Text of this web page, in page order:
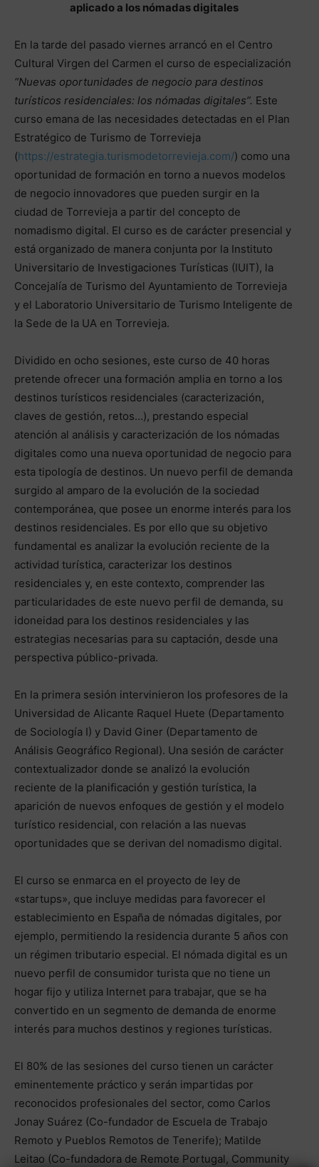
aplicado a los nómadas digitales
En la tarde del pasado viernes arrancó en el Centro
Cultural Virgen del Carmen el curso de especialización
“Nuevas oportunidades de negocio para destinos
turísticos residenciales: los nómadas digitales”. Este
curso emana de las necesidades detectadas en el Plan
Estratégico de Turismo de Torrevieja
(https://estrategia.turismodetorrevieja.com/) como una
oportunidad de formación en torno a nuevos modelos
de negocio innovadores que pueden surgir en la
ciudad de Torrevieja a partir del concepto de
nomadismo digital. El curso es de carácter presencial y
está organizado de manera conjunta por la Instituto
Universitario de Investigaciones Turísticas (IUIT), la
Concejalía de Turismo del Ayuntamiento de Torrevieja
y el Laboratorio Universitario de Turismo Inteligente de
la Sede de la UA en Torrevieja.
Dividido en ocho sesiones, este curso de 40 horas
pretende ofrecer una formación amplia en torno a los
destinos turísticos residenciales (caracterización,
claves de gestión, retos…), prestando especial
atención al análisis y caracterización de los nómadas
digitales como una nueva oportunidad de negocio para
esta tipología de destinos. Un nuevo perfil de demanda
surgido al amparo de la evolución de la sociedad
contemporánea, que posee un enorme interés para los
destinos residenciales. Es por ello que su objetivo
fundamental es analizar la evolución reciente de la
actividad turística, caracterizar los destinos
residenciales y, en este contexto, comprender las
particularidades de este nuevo perfil de demanda, su
idoneidad para los destinos residenciales y las
estrategias necesarias para su captación, desde una
perspectiva público-privada.
En la primera sesión intervinieron los profesores de la
Universidad de Alicante Raquel Huete (Departamento
de Sociología I) y David Giner (Departamento de
Análisis Geográfico Regional). Una sesión de carácter
contextualizador donde se analizó la evolución
reciente de la planificación y gestión turística, la
aparición de nuevos enfoques de gestión y el modelo
turístico residencial, con relación a las nuevas
oportunidades que se derivan del nomadismo digital.
El curso se enmarca en el proyecto de ley de
«startups», que incluye medidas para favorecer el
establecimiento en España de nómadas digitales, por
ejemplo, permitiendo la residencia durante 5 años con
un régimen tributario especial. El nómada digital es un
nuevo perfil de consumidor turista que no tiene un
hogar fijo y utiliza Internet para trabajar, que se ha
convertido en un segmento de demanda de enorme
interés para muchos destinos y regiones turísticas.
El 80% de las sesiones del curso tienen un carácter
eminentemente práctico y serán impartidas por
reconocidos profesionales del sector, como Carlos
Jonay Suárez (Co-fundador de Escuela de Trabajo
Remoto y Pueblos Remotos de Tenerife); Matilde
Leitao (Co-fundadora de Remote Portugal, Community